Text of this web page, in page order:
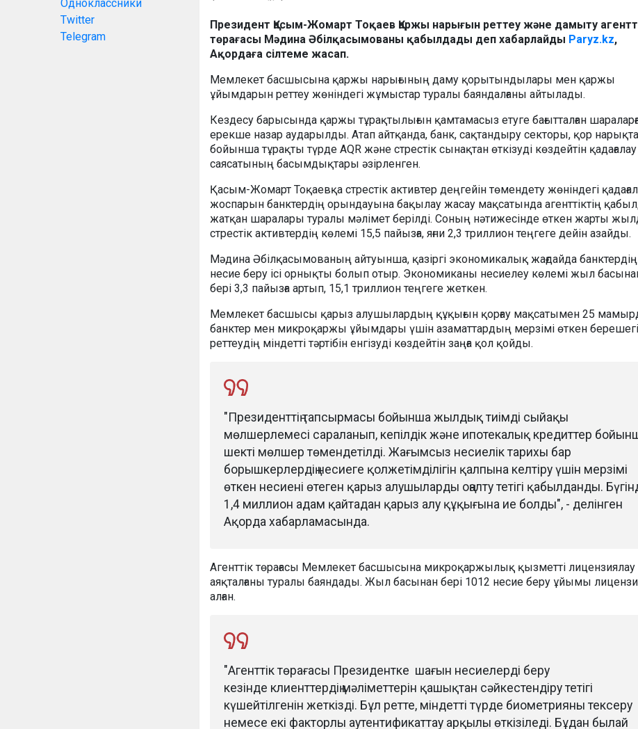
Одноклассники
Twitter
Telegram
Президент Қасым-Жомарт Тоқаев Қаржы нарығын реттеу және дамыту
төрағасы Мәдина Әбілқасымованы қабылдады деп хабарлайды Paryz.kz,
Ақордаға сілтеме жасап.
Мемлекет басшысына қаржы нарығының даму қорытындылары мен қаржы
ұйымдарын реттеу жөніндегі жұмыстар туралы баяндалғаны айтылады.
Кездесу барысында қаржы тұрақтылығын қамтамасыз етуге бағытталған
ерекше назар аударылды. Атап айтқанда, банк, сақтандыру секторы, қор
бойынша тұрақты түрде AQR және стрестік сынақтан өткізуді көздейтін қадағалау
саясатының басымдықтары әзірленген.
Қасым-Жомарт Тоқаевқа стрестік активтер деңгейін төмендету жөніндегі
жоспарын банктердің орындауына бақылау жасау мақсатында агенттіктің
жатқан шаралары туралы мәлімет берілді. Соның нәтижесінде өткен жарты
стрестік активтердің көлемі 15,5 пайызға, яғни 2,3 триллион теңгеге дейін азайды.
Мәдина Әбілқасымованың айтуынша, қазіргі экономикалық жағдайда банктердің
несие беру ісі орнықты болып отыр. Экономиканы несиелеу көлемі жыл
бері 3,3 пайызға артып, 15,1 триллион теңгеге жеткен.
Мемлекет басшысы қарыз алушылардың құқығын қорғау мақсатымен 25
банктер мен микроқаржы ұйымдары үшін азаматтардың мерзімі өткен
реттеудің міндетті тәртібін енгізуді көздейтін заңға қол қойды.
"Президенттің тапсырмасы бойынша жылдық тиімді сыйақы
мөлшерлемесі сараланып, кепілдік және ипотекалық кредиттер
шекті мөлшер төмендетілді. Жағымсыз несиелік тарихы бар
борышкерлердің несиеге қолжетімділігін қалпына келтіру үшін мерзімі
өткен несиені өтеген қарыз алушыларды оңалту тетігі қабылданды.
1,4 миллион адам қайтадан қарыз алу құқығына ие болды", - делінген
Ақорда хабарламасында.
Агенттік төрағасы Мемлекет басшысына микроқаржылық қызметті лицензиялау
аяқталғаны туралы баяндады. Жыл басынан бері 1012 несие беру ұйымы
алған.
"Агенттік төрағасы Президентке шағын несиелерді беру
кезінде клиенттердің мәліметтерін қашықтан сәйкестендіру тетігі
күшейтілгенін жеткізді. Бұл ретте, міндетті түрде биометрияны тексеру
немесе екі факторлы аутентификаттау арқылы өткізіледі. Бұдан былай